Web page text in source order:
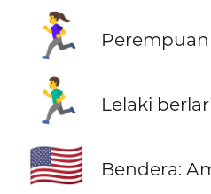
🏃‍♀️
🏃‍♂️ Lelaki
🇺🇸 Bendera: